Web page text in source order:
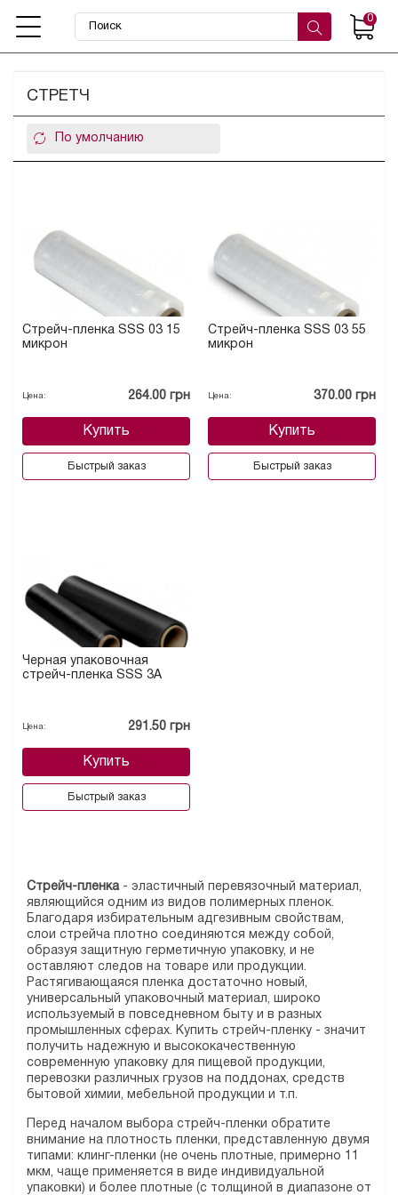
0
СТРЕТЧ
Стрейч-пленка SSS 03 15
микрон
Цена: 264.00 грн
Купить
Быстрый заказ
Стрейч-пленка SSS 03 55
микрон
Цена: 370.00 грн
Купить
Быстрый заказ
Черная упаковочная
стрейч-пленка SSS 3А
Цена: 291.50 грн
Купить
Быстрый заказ
Стрейч-пленка- эластичный перевязочный материал,
являющийся одним из видов полимерных пленок.
Благодаря избирательным адгезивным свойствам,
слои стрейча плотно соединяются между собой,
образуя защитную герметичную упаковку, и не
оставляют следов на товаре или продукции.
Растягивающаяся пленка достаточно новый,
универсальный упаковочный материал, широко
используемый в повседневном быту и в разных
промышленных сферах. Купить стрейч-пленку - значит
получить надежную и высококачественную
современную упаковку для пищевой продукции,
перевозки различных грузов на поддонах, средств
бытовой химии, мебельной продукции и т.п.
Перед началом выбора стрейч-пленки обратите
внимание на плотность пленки, представленную двумя
типами: клинг-пленки (не очень плотные, примерно 11
мкм, чаще применяется в виде индивидуальной
упаковки) и более плотные (с толщиной в диапазоне от